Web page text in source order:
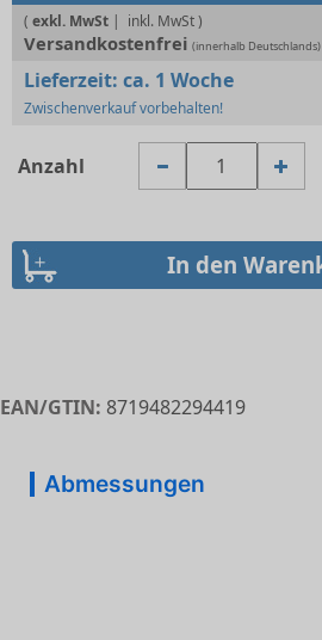
( exkl. MwSt |
Versandkostenfrei (innerhalb Deutschlands)
Lieferzeit: ca. 1 Woche
Zwischenverkauf vorbehalten!
Anzahl
EAN/GTIN: 8719482294419
Abmessungen